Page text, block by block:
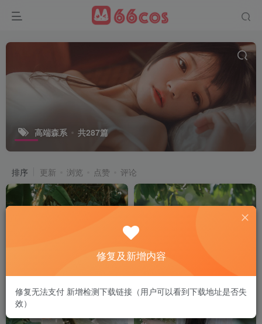
高端森系 共287篇
排序 更新 浏览 点赞 评论
修复及新增内容
修复无法支付 新增检测下载链接（用户可以看到下载地址是否失
效）